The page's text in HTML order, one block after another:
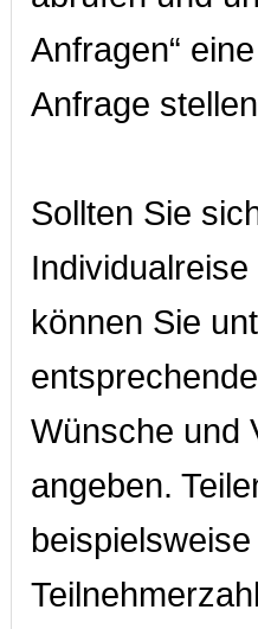
Anfragen“
Anfrage
Sollten Sie
können Sie
Wünsche und
angeben.
beispielsweise